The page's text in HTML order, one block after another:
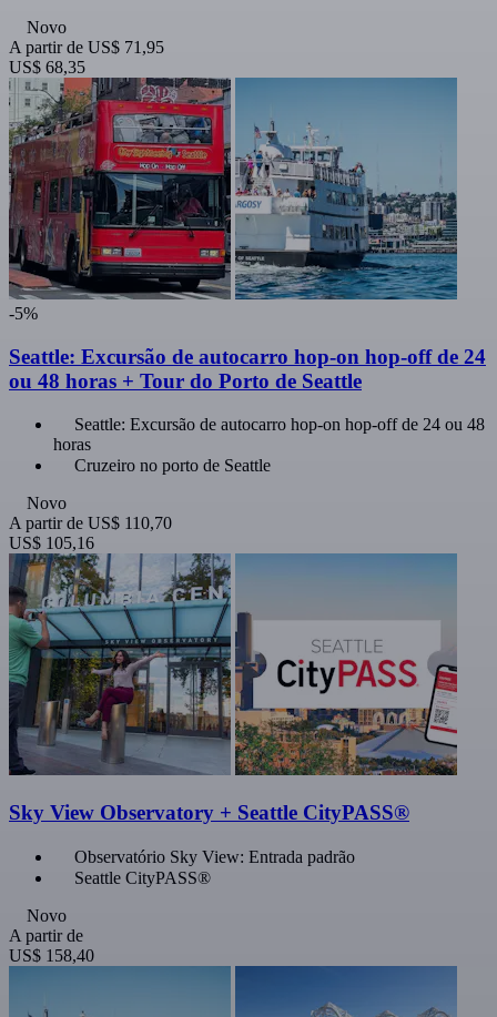
Novo
A partir de US$ 71,95
US$ 68,35
-5%
Seattle: Excursão de autocarro hop-on hop-off de 24
ou 48 horas + Tour do Porto de Seattle
Seattle: Excursão de autocarro hop-on hop-off de 24 ou 48
horas
Cruzeiro no porto de Seattle
Novo
A partir de US$ 110,70
US$ 105,16
Sky View Observatory + Seattle CityPASS®
Observatório Sky View: Entrada padrão
Seattle CityPASS®
Novo
A partir de
US$ 158,40